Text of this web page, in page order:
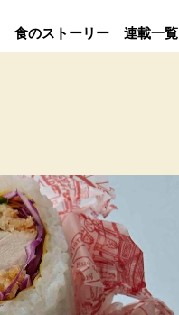
食のストーリー 連載一覧